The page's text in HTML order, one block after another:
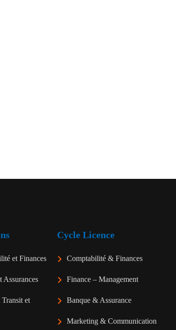
et Finances
Assurances
et
Cycle Licence
Comptabilité & Finances
Finance – Management
Banque & Assurance
Marketing & Communication